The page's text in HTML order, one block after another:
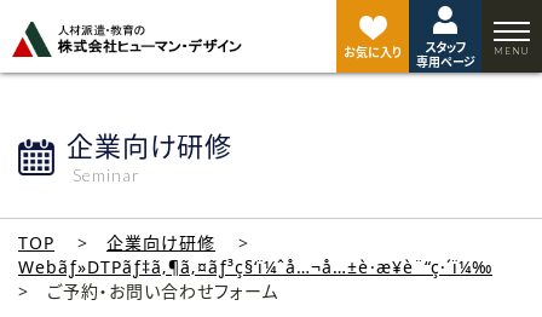
お気に入り
スタッフ
専用ページ
企業向け研修
Seminar
TOP
企業向け研修
Webãƒ»DTPãƒ‡ã‚¶ã‚¤ãƒ³ç§‘ï¼ˆå…¬å…±è·æ¥­è¨“ç·´ï¼‰
ご予約・お問い合わせフォーム
ジ
ト